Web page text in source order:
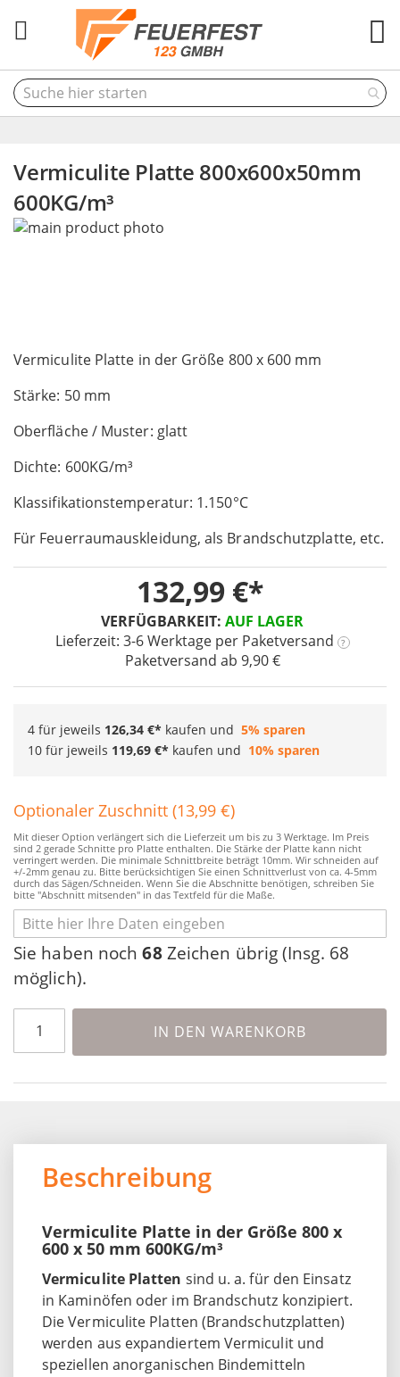
Vermiculite Platte 800x600x50mm
600KG/m³
Vermiculite Platte in der Größe 800 x 600 mm
Stärke: 50 mm
Oberfläche / Muster: glatt
Dichte: 600KG/m³
Klassifikationstemperatur: 1.150°C
Für Feuerraumauskleidung, als Brandschutzplatte, etc.
VERFÜGBARKEIT: AUF LAGER
Lieferzeit: 3-6 Werktageper Paketversand ?
Paketversand ab 9,90 €
132,99 €
4 für jeweils 126,34 € kaufen und 5% sparen
10 für jeweils 119,69 € kaufen und 10% sparen
Optionaler Zuschnitt (13,99 €)
Mit dieser Option verlängert sich die Lieferzeit um bis zu 3 Werktage. Im Preis
sind 2 gerade Schnitte pro Platte enthalten. Die Stärke der Platte kann nicht
verringert werden. Die minimale Schnittbreite beträgt 10mm. Wir schneiden auf
+/-2mm genau zu. Bitte berücksichtigen Sie einen Schnittverlust von ca. 4-5mm
durch das Sägen/Schneiden. Wenn Sie die Abschnitte benötigen, schreiben Sie
bitte "Abschnitt mitsenden" in das Textfeld für die Maße.
Sie haben noch68Zeichen übrig (Insg. 68
möglich).
IN DEN WARENKORB
Skip
gallery
to
beginning
the
images
gallery
Beschreibung
Vermiculite Platte in der Größe 800 x
600 x 50 mm 600KG/m³
Vermiculite Platten sind u. a. für den Einsatz
in Kaminöfen oder im Brandschutz konzipiert.
Die Vermiculite Platten (Brandschutzplatten)
werden aus expandiertem Vermiculit und
speziellen anorganischen Bindemitteln